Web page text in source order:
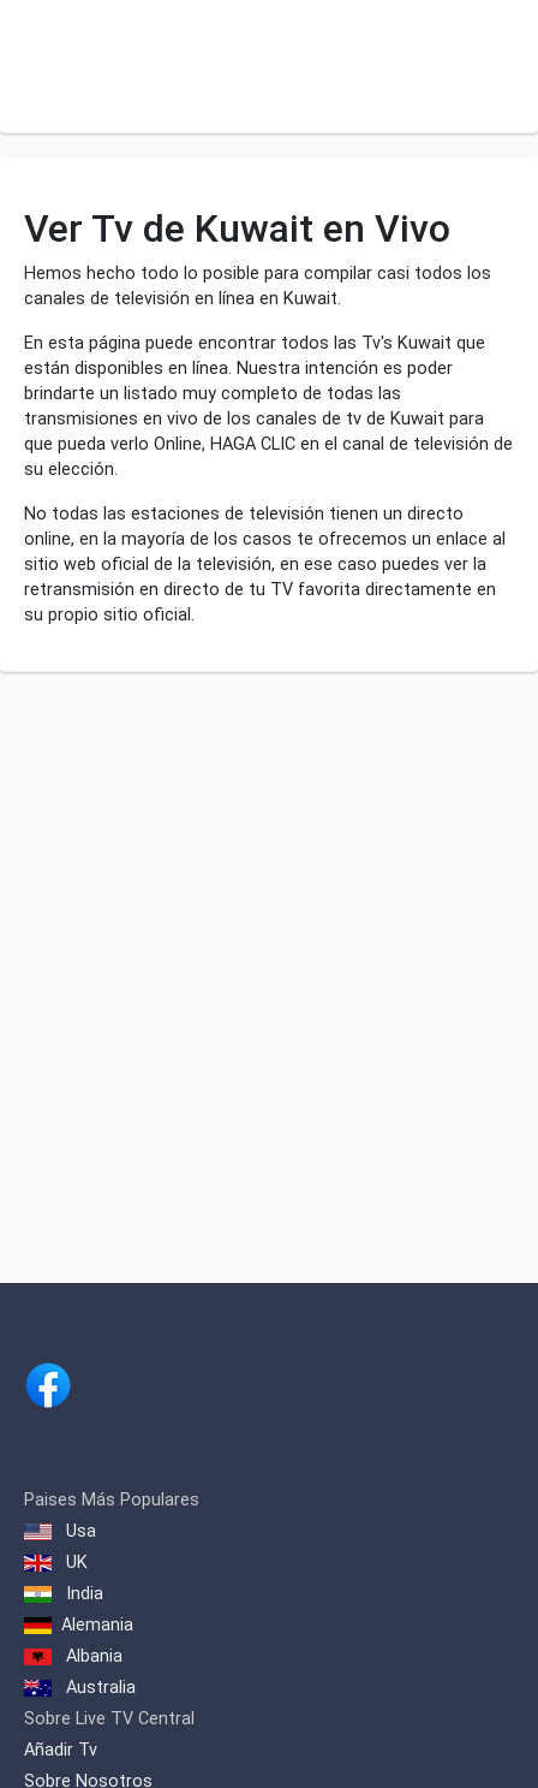
Ver Tv de Kuwait en Vivo
Hemos hecho todo lo posible para compilar casi todos los
canales de televisión en línea en Kuwait.
En esta página puede encontrar todos las Tv's Kuwait que
están disponibles en línea. Nuestra intención es poder
brindarte un listado muy completo de todas las
transmisiones en vivo de los canales de tv de Kuwait para
que pueda verlo Online, HAGA CLIC en el canal de televisión de
su elección.
No todas las estaciones de televisión tienen un directo
online, en la mayoría de los casos te ofrecemos un enlace al
sitio web oficial de la televisión, en ese caso puedes ver la
retransmisión en directo de tu TV favorita directamente en
su propio sitio oficial.
Paises Más Populares
Usa
UK
India
Alemania
Albania
Australia
Sobre Live TV Central
Añadir Tv
Sobre Nosotros